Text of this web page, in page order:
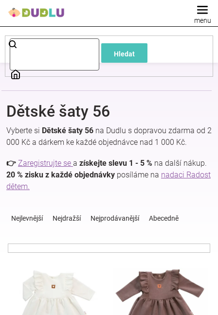
Hledat
Dětské
a
kojenecké
oblečení
Pokojíček
a
kojenecká
výbava
Hračky
Dětské šaty 56
Vyberte si Dětské šaty 56 na Dudlu s dopravou zdarma od 2
000 Kč a dárkem ke každé objednávce nad 1 000 Kč.
👉 Zaregistrujte se a získejte slevu 1 - 5 % na další nákup.
20 % zisku z každé objednávky posíláme na nadaci Radost
dětem.
Nejlevnější Nejdražší Nejprodávanější Abecedně